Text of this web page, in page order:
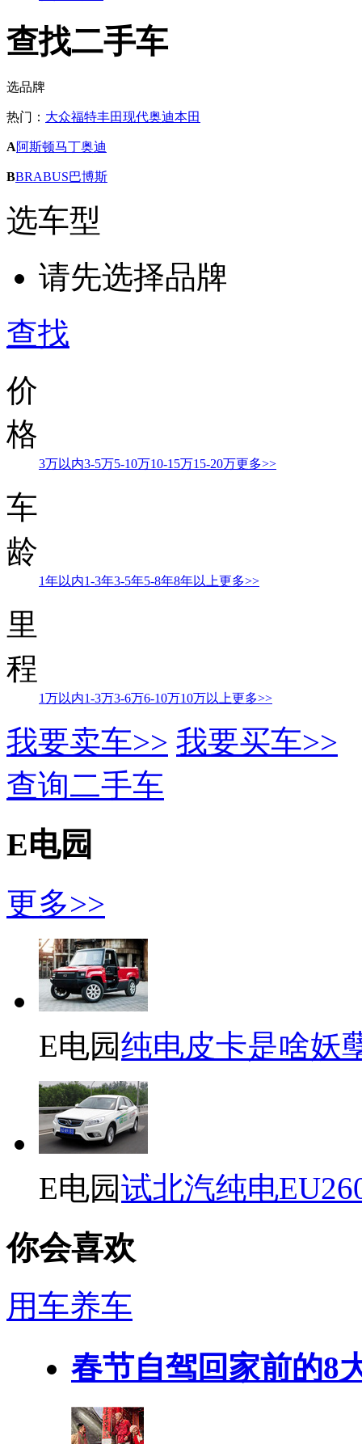
查找二手车
选品牌
热门： 大众福特丰田现代奥迪本田
A阿斯顿马丁奥迪
BBRABUS巴博斯
选车型
请先选择品牌
查找
价
格
3万以内3-5万5-10万10-15万15-20万更多>>
车
龄
1年以内1-3年3-5年5-8年8年以上更多>>
里
程
1万以内1-3万3-6万6-10万10万以上更多>>
我要卖车>> 我要买车>>
查询二手车
E电园
更多>>
E电园纯电皮卡是啥妖
E电园试北汽纯电
你会喜欢
用车养车
春节自驾回家前的8